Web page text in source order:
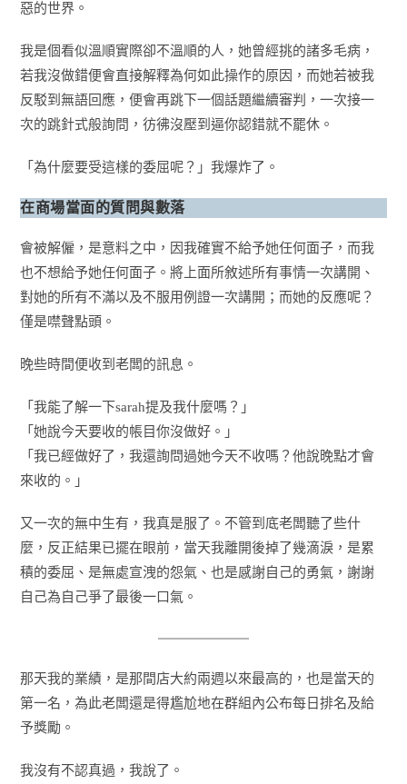
惡的世界。
我是個看似溫順實際卻不溫順的人，她曾經挑的諸多毛病，
若我沒做錯便會直接解釋為何如此操作的原因，而她若被我
反駁到無語回應，便會再跳下一個話題繼續審判，一次接一
次的跳針式般詢問，彷彿沒壓到逼你認錯就不罷休。
「為什麼要受這樣的委屈呢？」我爆炸了。
在商場當面的質問與數落
會被解僱，是意料之中，因我確實不給予她任何面子，而我
也不想給予她任何面子。將上面所敘述所有事情一次講開、
對她的所有不滿以及不服用例證一次講開；而她的反應呢？
僅是噤聲點頭。
晚些時間便收到老闆的訊息。
「我能了解一下sarah提及我什麼嗎？」
「她說今天要收的帳目你沒做好。」
「我已經做好了，我還詢問過她今天不收嗎？他說晚點才會
來收的。」
又一次的無中生有，我真是服了。不管到底老闆聽了些什
麼，反正結果已擺在眼前，當天我離開後掉了幾滴淚，是累
積的委屈、是無處宣洩的怨氣、也是感謝自己的勇氣，謝謝
自己為自己爭了最後一口氣。
那天我的業績，是那間店大約兩週以來最高的，也是當天的
第一名，為此老闆還是得尷尬地在群組內公布每日排名及給
予獎勵。
我沒有不認真過，我說了。